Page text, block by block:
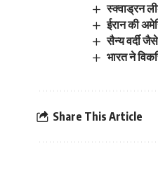
स्क्वाड्रन
ईरान की
सैन्य वर्दी
भारत ने
Share This Article